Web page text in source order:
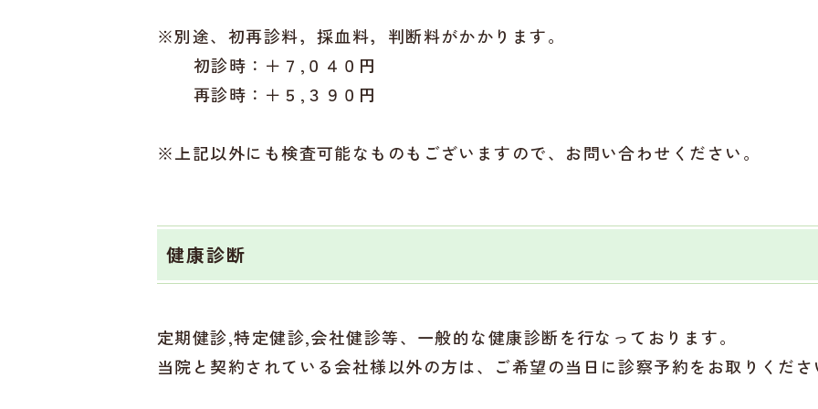
※別途、初再診料，採血料，判断料がかかります。
初診時：＋７,０４０円
再診時：＋５,３９０円
※上記以外にも検査可能なものもございますので、お問い合わせください。
健康診断
定期健診,特定健診,会社健診等、一般的な健康診断を行なっております。
当院と契約されている会社様以外の方は、ご希望の当日に診察予約をお取りくだ